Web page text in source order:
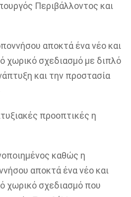
Περιβάλλοντος και
αποκτά ένα νέο και
χωρικό σχεδιασμό με διπλό
και την προστασία
προοπτικές η
καθώς η
αποκτά ένανέο και
χωρικό σχεδιασμό που